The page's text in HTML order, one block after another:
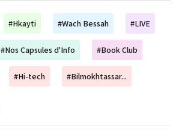
#Hkayti #Wach Bessah #LIVE
#Nos Capsules d'Info #Book Club
#Hi-tech #Bilmokhtassar...